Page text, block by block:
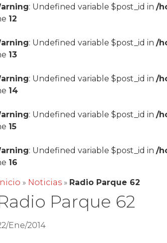
: Undefined variable $post_id in/
12
: Undefined variable $post_id in/
13
: Undefined variable $post_id in/
14
: Undefined variable $post_id in/
15
: Undefined variable $post_id in/
16
» Noticias » Radio Parque 62
Parque 62
Ene/2014